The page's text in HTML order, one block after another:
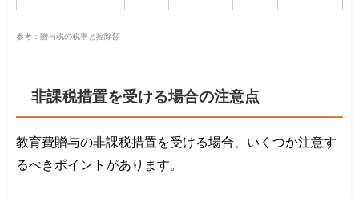
参考：贈与税の税率と控除額
非課税措置を受ける場合の注意点
教育費贈与の非課税措置を受ける場合、いくつか注意す
るべきポイントがあります。